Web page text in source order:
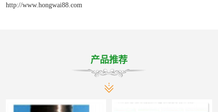
http://www.hongwai88.com
产品推荐